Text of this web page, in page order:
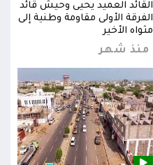
القائد العميد يحيى وحيش قائد
الفرقة الأولى مقاومة وطنية إلى
مثواه الأخير
منذ شهر